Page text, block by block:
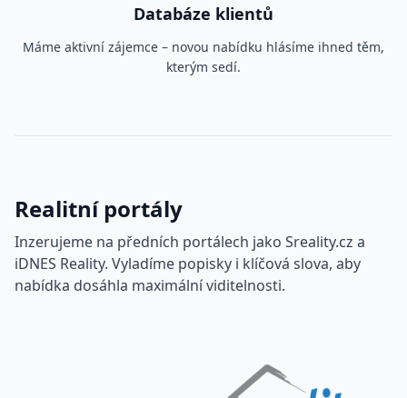
Databáze klientů
Máme aktivní zájemce – novou nabídku hlásíme ihned těm,
kterým sedí.
Realitní portály
Inzerujeme na předních portálech jako Sreality.cz a
iDNES Reality. Vyladíme popisky i klíčová slova, aby
nabídka dosáhla maximální viditelnosti.